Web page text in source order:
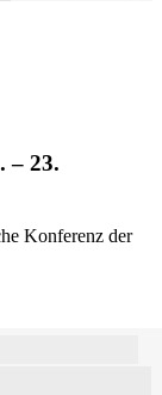
– 23.
Konferenz der